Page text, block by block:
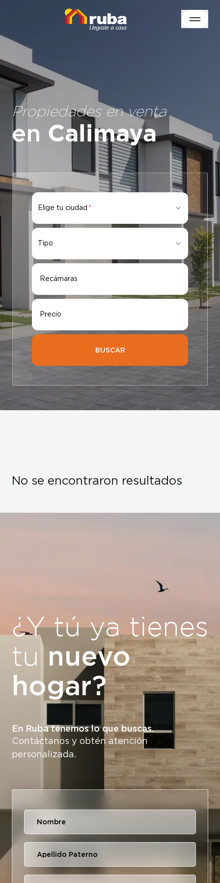
Propiedades en venta
en Calimaya
Elige tu ciudad
Elige tu ciudad
Tipo
Recámaras
Precio
BUSCAR
No se encontraron resultados
¿Y tú ya tienes
tu nuevo
hogar?
En Ruba tenemos lo que buscas.
Contáctanos y obtén atención
personalizada.